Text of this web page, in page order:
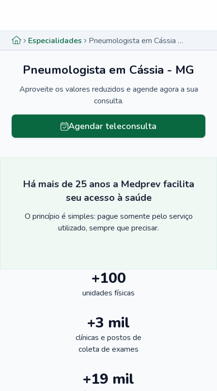
Especialidades Pneumologista em Cássia - MG
Pneumologista em Cássia - MG
Aproveite os valores reduzidos e agende agora a sua
consulta.
Agendar teleconsulta
Há mais de 25 anos a Medprev facilita
seu acesso à saúde
O princípio é simples: pague somente pelo serviço
utilizado, sempre que precisar.
+100
unidades físicas
+3 mil
clínicas e postos de
coleta de exames
+19 mil